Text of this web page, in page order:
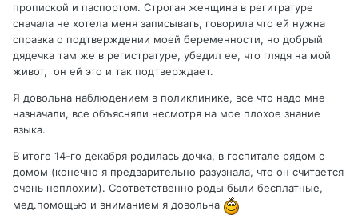
пропиской и паспортом. Строгая женщина в регитратуре
сначала не хотела меня записывать, говорила что ей нужна
справка о подтверждении моей беременности, но добрый
дядечка там же в регистратуре, убедил ее, что глядя на мой
живот, он ей это и так подтверждает.
Я довольна наблюдением в поликлинике, все что надо мне
назначали, все объясняли несмотря на мое плохое знание
языка.
В итоге 14-го декабря родилась дочка, в госпитале рядом с
домом (конечно я предварительно разузнала, что он считается
очень неплохим). Соответственно роды были бесплатные,
мед.помощью и вниманием я довольна